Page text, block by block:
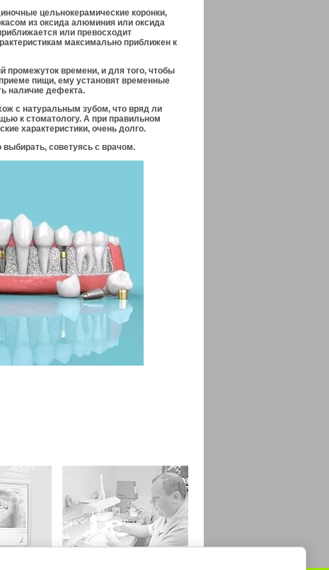
цельнокерамические коронки,
из оксида алюминия или оксида
или превосходит
максимально приближен к
промежуток времени, и для того, чтобы
пищи, ему установят временные
наличие дефекта.
с натуральным зубом, что вряд ли
к стоматологу. А при правильном
характеристики, очень долго.
советуясь с врачом.